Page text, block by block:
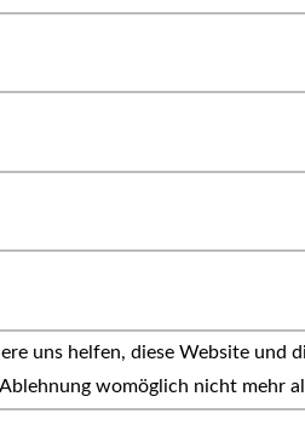
uns helfen, diese Website und
womöglich nicht mehr